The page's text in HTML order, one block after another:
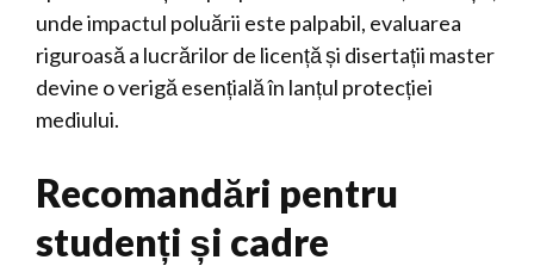
unde impactul poluării este palpabil, evaluarea
riguroasă a lucrărilor de licență și disertații master
devine o verigă esențială în lanțul protecției
mediului.
Recomandări pentru
studenți și cadre